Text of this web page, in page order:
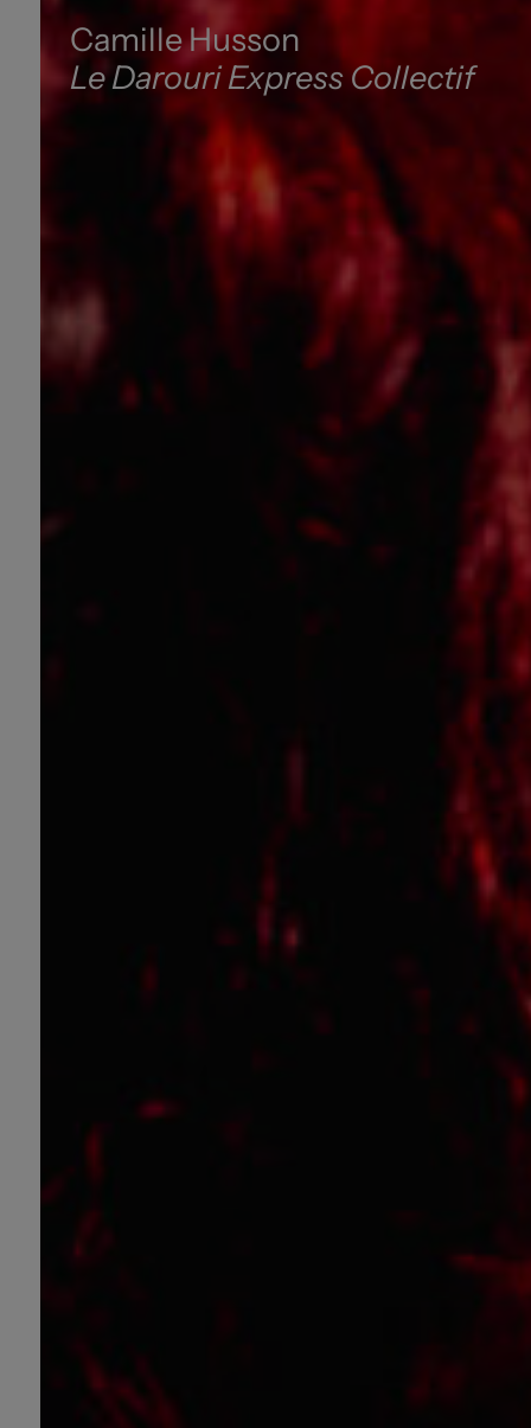
Camille Husson
Le Darouri Express Collectif